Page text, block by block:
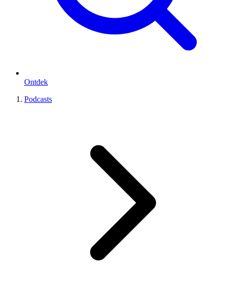
Ontdek
Podcasts